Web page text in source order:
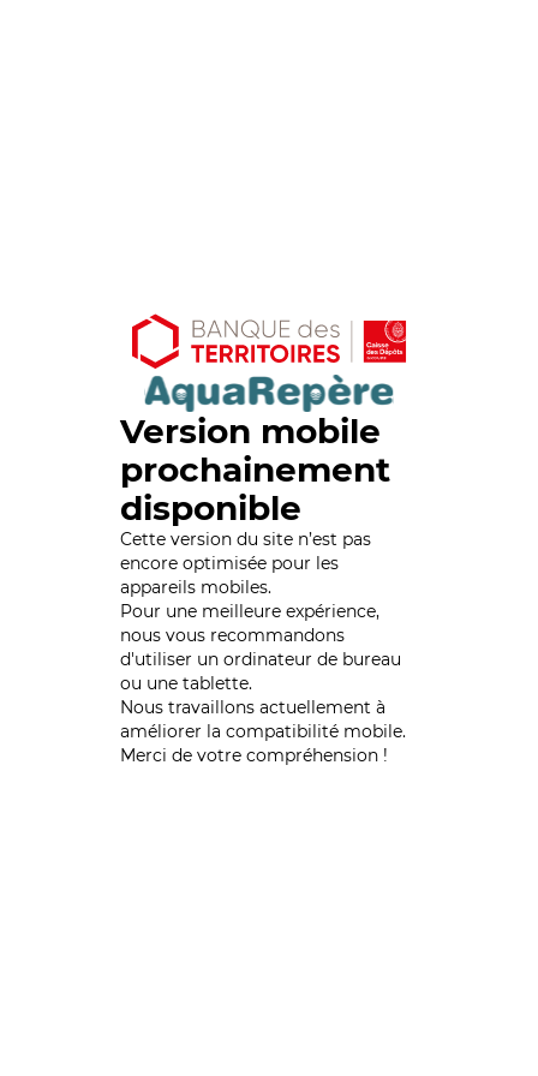
Version mobile
prochainement
disponible
Cette version du site n’est pas
encore optimisée pour les
appareils mobiles.
Pour une meilleure expérience,
nous vous recommandons
d'utiliser un ordinateur de bureau
ou une tablette.
Nous travaillons actuellement à
améliorer la compatibilité mobile.
Merci de votre compréhension !